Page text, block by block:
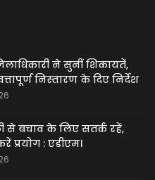
ने सुनीं शिकायतें,
निस्तारण के दिए निर्देश
से बचाव के लिए सतर्क रहें,
प्रयोग : एडीएम।